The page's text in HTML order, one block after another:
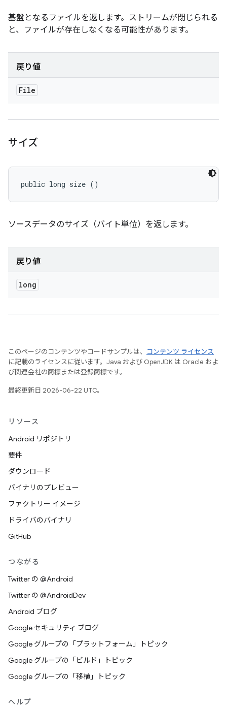
基盤となるファイルを返します。ストリームが閉じられる
と、ファイルが存在しなくなる可能性があります。
戻り値
File
サイズ
public long size ()
ソースデータのサイズ（バイト単位）を返します。
戻り値
long
このページのコンテンツやコードサンプルは、
コンテンツ ライセンス
に記載のライセンスに従います。Java および OpenJDK は Oracle およ
び関連会社の商標または登録商標です。
最終更新日 2026-06-22 UTC。
リソース
Android リポジトリ
要件
ダウンロード
バイナリのプレビュー
ファクトリー イメージ
ドライバのバイナリ
GitHub
つながる
Twitter の @Android
Twitter の @AndroidDev
Android ブログ
Google セキュリティ ブログ
Google グループの「プラットフォーム」トピック
Google グループの「ビルド」トピック
Google グループの「移植」トピック
ヘルプ